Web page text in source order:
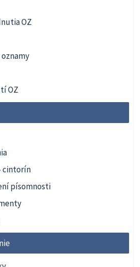
OZ
OZ
cintorín
písomnosti